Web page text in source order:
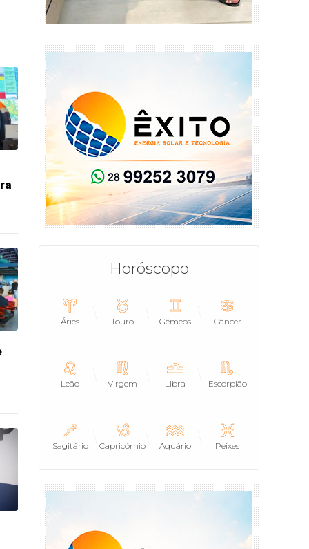
Horóscopo
Áries Touro Gêmeos Câncer
Leão Virgem Libra Escorpião
Sagitário Capricórnio Aquário Peixes